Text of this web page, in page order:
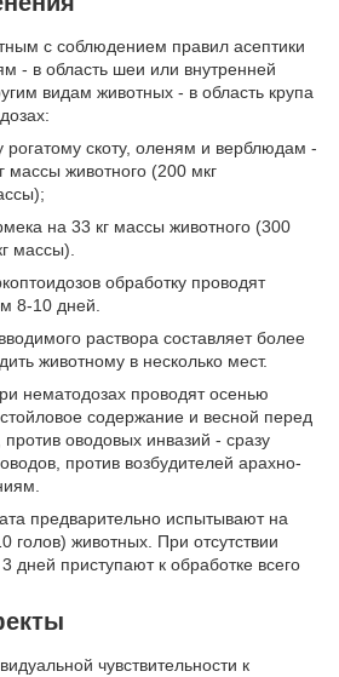
с соблюдением правил асептики
- в область шеи или внутренней
видам животных - в область крупа
скоту, оленям и верблюдам -
массы животного (200 мкг
на 33 кг массы животного (300
массы).
обработку проводят
8-10 дней.
раствора составляет более
животному в несколько мест.
нематодозах проводят осенью
содержание и весной перед
оводовых инвазий - сразу
против возбудителей арахно-
предварительно испытывают на
голов) животных. При отсутствии
дней приступают к обработке всего
чувствительности к